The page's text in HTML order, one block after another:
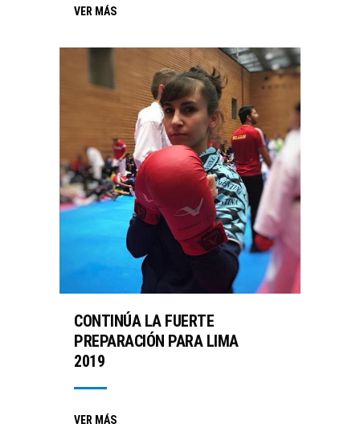
VER MÁS
CONTINÚA LA FUERTE
PREPARACIÓN PARA LIMA
2019
VER MÁS